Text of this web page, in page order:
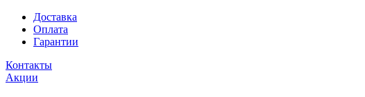
Доставка
Оплата
Гарантии
Контакты
Акции